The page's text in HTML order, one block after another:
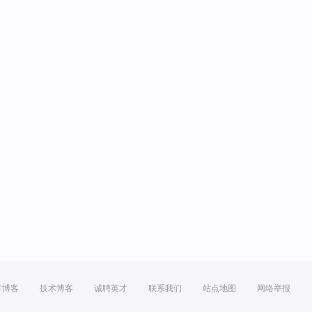
博客 技术博客 诚聘英才 联系我们 站点地图 网络举报